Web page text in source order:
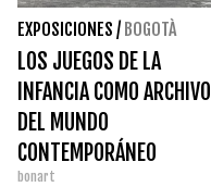
EXPOSICIONES / BOGOTÀ
LOS JUEGOS DE LA
INFANCIA COMO ARCHIVO
DEL MUNDO
CONTEMPORÁNEO
bonart